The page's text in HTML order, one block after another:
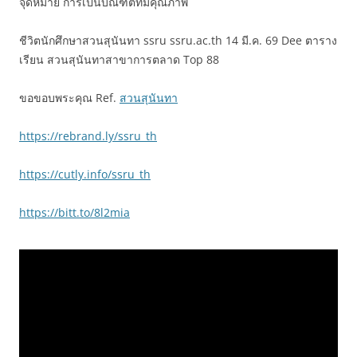
ชีวิตนักศึกษาสวนสุนันทา ssru ssru.ac.th 14 มี.ค. 69 Dee ตาราง
เรียน สวนสุนันทาสาขาการตลาด Top 88
ขอขอบพระคุณ Ref. สวนสุนันทา
https://rebrand.ly/ssru_th
https://cutly.info/ssru_th
https://bitt.to/8l2mia